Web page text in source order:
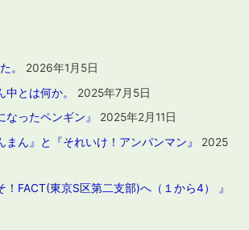
。
2026年1月5日
とは何か。
2025年7月5日
ったペンギン』
2025年2月11日
ん』と『それいけ！アンパンマン』
2025
！FACT(東京S区第二支部)へ（１から4） 』